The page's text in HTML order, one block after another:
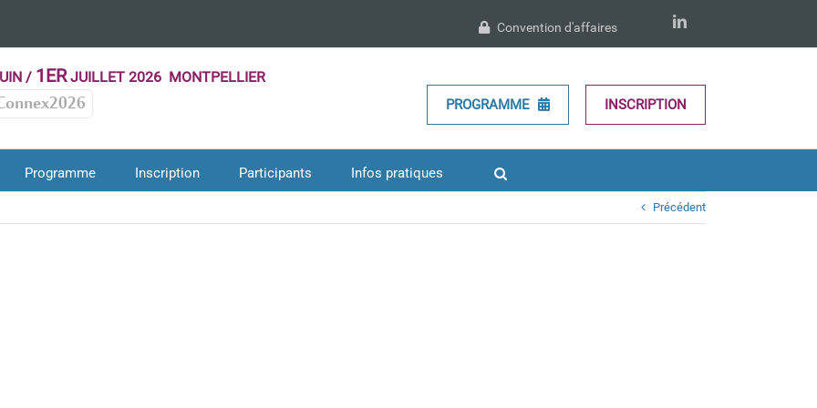
LinkedIn
Convention d'affaires
/ 1ERJUILLET 2026 MONTPELLIER
PROGRAMME INSCRIPTION
Programme Inscription Participants Infos pratiques
Précédent